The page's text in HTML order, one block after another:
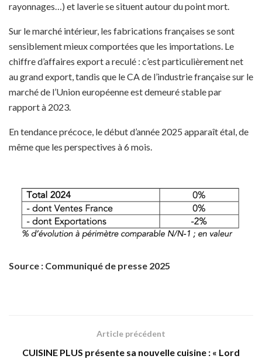
rayonnages…) et laverie se situent autour du point mort.
Sur le marché intérieur, les fabrications françaises se sont
sensiblement mieux comportées que les importations. Le
chiffre d’affaires export a reculé : c’est particulièrement net
au grand export, tandis que le CA de l’industrie française sur le
marché de l’Union européenne est demeuré stable par
rapport à 2023.
En tendance précoce, le début d’année 2025 apparaît étal, de
même que les perspectives à 6 mois.
Source : Communiqué de presse 2025
Article précédent
CUISINE PLUS présente sa nouvelle cuisine : « Lord